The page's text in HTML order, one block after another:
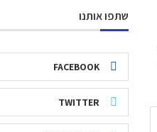
שתפו אותנו
FACEBOOK
TWITTER